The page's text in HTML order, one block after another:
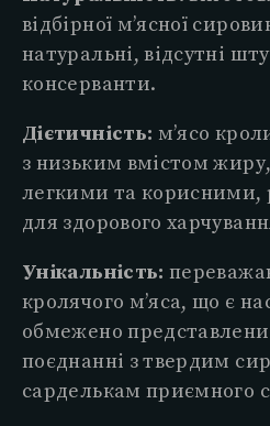
відбірної м’ясної
натуральні, відсутні
консерванти.
Дієтичність: м’ясо
з низьким вмістом
легкими та корисними,
для здорового
Унікальність:
кролячого м’яса, що є
обмежено
поєднанні з твердим
сарделькам приємного